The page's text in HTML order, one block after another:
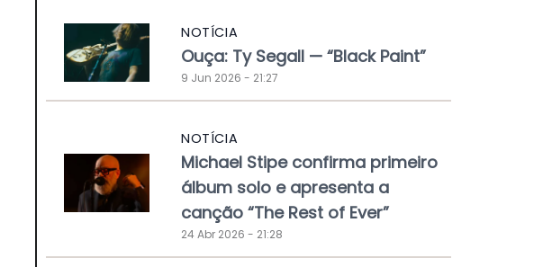
NOTÍCIA
Ouça: Ty Segall — “Black Paint”
9 Jun 2026 - 21:27
NOTÍCIA
Michael Stipe confirma primeiro
álbum solo e apresenta a
canção “The Rest of Ever”
24 Abr 2026 - 21:28